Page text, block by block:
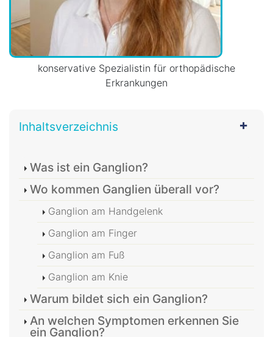
konservative Spezialistin für orthopädische
Erkrankungen
Inhaltsverzeichnis
Was ist ein Ganglion?
Wo kommen Ganglien überall vor?
Ganglion am Handgelenk
Ganglion am Finger
Ganglion am Fuß
Ganglion am Knie
Warum bildet sich ein Ganglion?
An welchen Symptomen erkennen Sie
ein Ganglion?